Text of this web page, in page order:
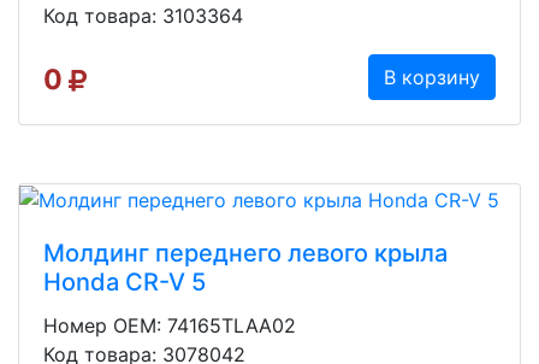
Код товара: 3103364
0 В корзину
Молдинг переднего левого крыла
Honda CR-V 5
Номер OEM: 74165TLAA02
Код товара: 3078042